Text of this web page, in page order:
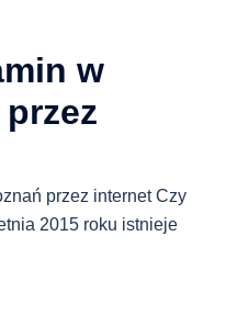
w
przez internet Czy
2015 roku istnieje